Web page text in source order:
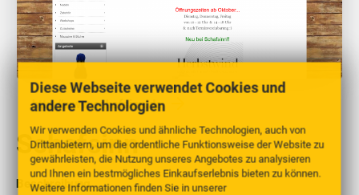
Diese Webseite verwendet Cookies und
andere Technologien
Wir verwenden Cookies und ähnliche Technologien, auch von
Drittanbietern, um die ordentliche Funktionsweise der Website zu
gewährleisten, die Nutzung unseres Angebotes zu analysieren
und Ihnen ein bestmögliches Einkaufserlebnis bieten zu können.
Weitere Informationen finden Sie in unserer
http://www.schafsinn.de
Schafsinn
Beschreibung